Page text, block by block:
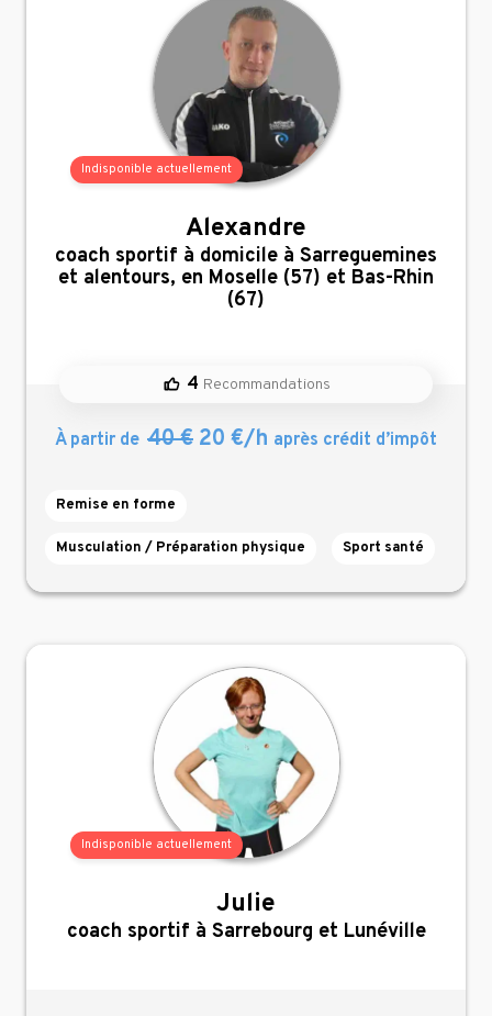
Indisponible actuellement
Alexandre
,
coach sportif à domicile à Sarreguemines
et alentours, en Moselle (57) et Bas-Rhin
(67)
4 Recommandations
À partir de 40 € 20 €/h après crédit d’impôt
Remise en forme
Musculation / Préparation physique Sport santé
Indisponible actuellement
Julie
,
coach sportif à Sarrebourg et Lunéville